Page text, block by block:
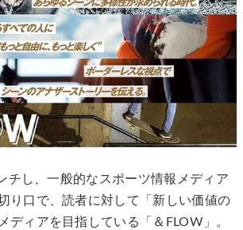
チし、一般的なスポーツ情報メディア
り口で、読者に対して「新しい価値の
ディアを目指している「＆FLOW」。